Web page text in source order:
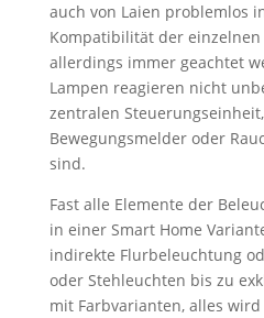
auch von Laien problemlos
Kompatibilität der
allerdings immer geachtet
Lampen reagieren nicht
zentralen
Bewegungsmelder oder
sind.
Fast alle Elemente der
in einer Smart Home
indirekte Flurbeleuchtung
oder Stehleuchten bis zu
mit Farbvarianten, alles